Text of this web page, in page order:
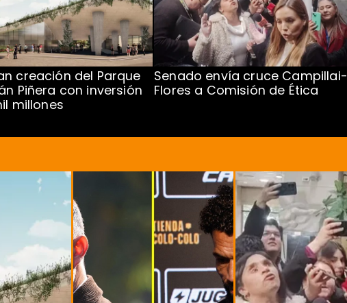
creación del Parque
Piñera con inversión
millones
Senado envía cruce Campillai-
Flores a Comisión de Ética